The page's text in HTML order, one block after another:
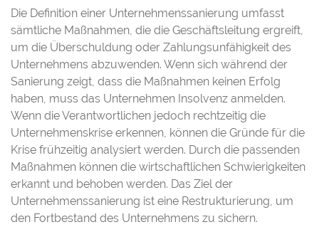
Die Definition einer Unternehmenssanierung umfasst
sämtliche Maßnahmen, die die Geschäftsleitung ergreift,
um die Überschuldung oder Zahlungsunfähigkeit des
Unternehmens abzuwenden. Wenn sich während der
Sanierung zeigt, dass die Maßnahmen keinen Erfolg
haben, muss das Unternehmen Insolvenz anmelden.
Wenn die Verantwortlichen jedoch rechtzeitig die
Unternehmenskrise erkennen, können die Gründe für die
Krise frühzeitig analysiert werden. Durch die passenden
Maßnahmen können die wirtschaftlichen Schwierigkeiten
erkannt und behoben werden. Das Ziel der
Unternehmenssanierung ist eine Restrukturierung, um
den Fortbestand des Unternehmens zu sichern.